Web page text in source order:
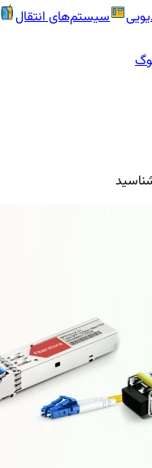
سیستم‌های انتقال